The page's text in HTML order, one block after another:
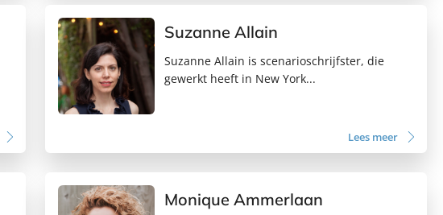
Suzanne Allain
Suzanne Allain is scenarioschrijfster, die
gewerkt heeft in New York...
Lees meer
Monique Ammerlaan